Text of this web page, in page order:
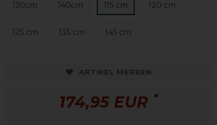
130cm 140cm 115 cm 120 cm
125 cm 135 cm 145 cm
ARTIKEL MERKEN
174,95 EUR *